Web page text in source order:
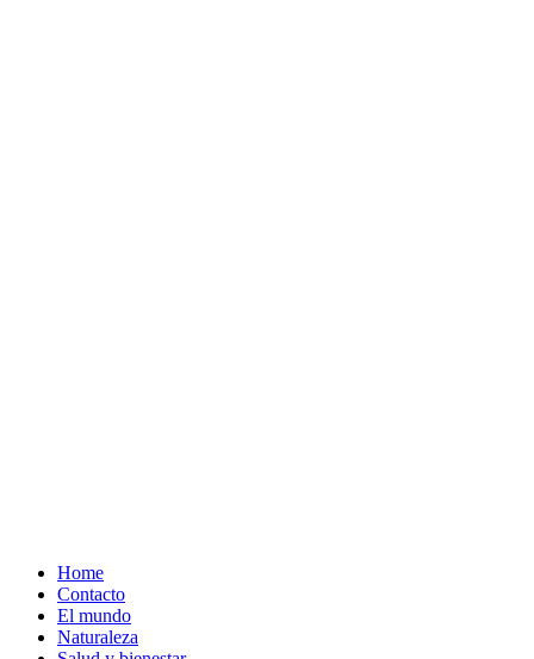
Home
Contacto
El mundo
Naturaleza